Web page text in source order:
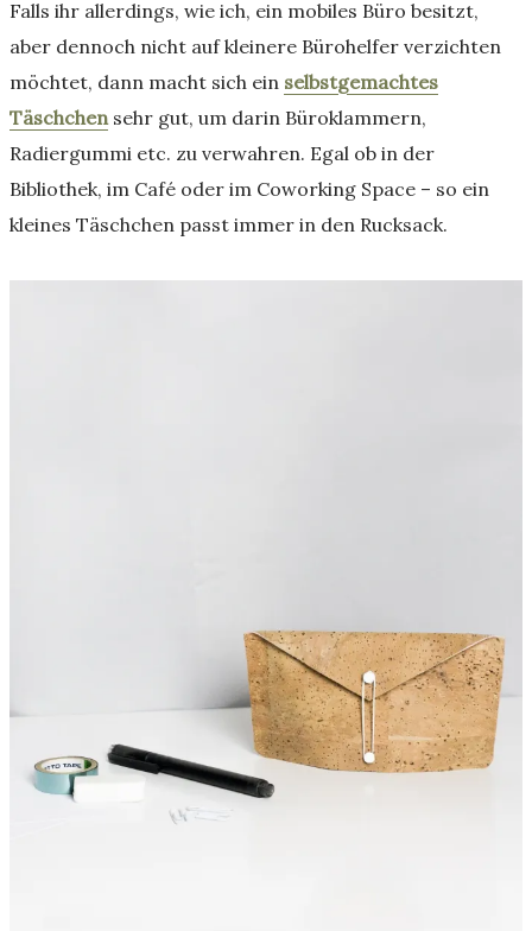
Falls ihr allerdings, wie ich, ein mobiles Büro besitzt,
aber dennoch nicht auf kleinere Bürohelfer verzichten
möchtet, dann macht sich ein selbstgemachtes
Täschchen sehr gut, um darin Büroklammern,
Radiergummi etc. zu verwahren. Egal ob in der
Bibliothek, im Café oder im Coworking Space – so ein
kleines Täschchen passt immer in den Rucksack.